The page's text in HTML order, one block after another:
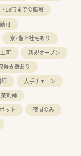
~18時までの職場
可
寮・借上社宅あり
可
新規オープン
得支援あり
師
大手チェーン
剤師
ット
夜間のみ